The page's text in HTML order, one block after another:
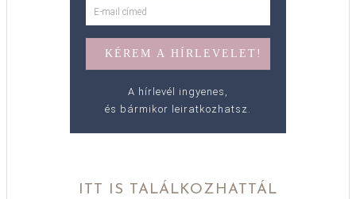
A hírlevél ingyenes,
és bármikor leiratkozhatsz.
ITT IS TALÁLKOZHATTÁL